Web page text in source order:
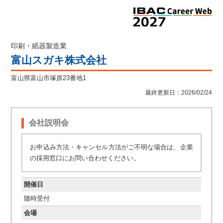
印刷・紙器製造業
富山スガキ株式会社
富山県富山市塚原23番地1
最終更新日：2026/02/24
会社説明会
お申込み方法・キャンセル方法がご不明な場合は、企業
の採用窓口にお問い合わせください。
開催日
随時受付
会場